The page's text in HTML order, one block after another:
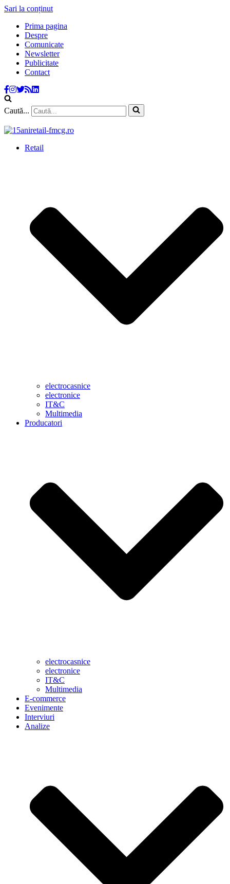
Sari la conținut
Prima pagina
Despre
Comunicate
Newsletter
Publicitate
Contact
Caută...
Retail
electrocasnice
electronice
IT&C
Multimedia
Producatori
electrocasnice
electronice
IT&C
Multimedia
E-commerce
Evenimente
Interviuri
Analize